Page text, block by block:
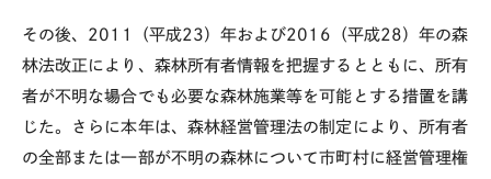
その後、2011（平成23）年および2016（平成28）年の森
林法改正により、森林所有者情報を把握するとともに、所有
者が不明な場合でも必要な森林施業等を可能とする措置を講
じた。さらに本年は、森林経営管理法の制定により、所有者
の全部または一部が不明の森林について市町村に経営管理権